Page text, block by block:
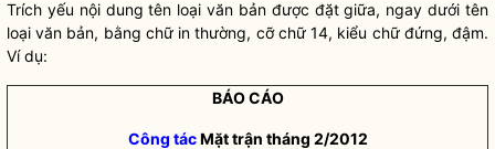
Trích yếu nội dung tên loại văn bản được đặt giữa, ngay dưới tên
loại văn bản, bằng chữ in thường, cỡ chữ 14, kiểu chữ đứng, đậm.
Ví dụ:
BÁO CÁO
Công tácMặt trận tháng 2/2012